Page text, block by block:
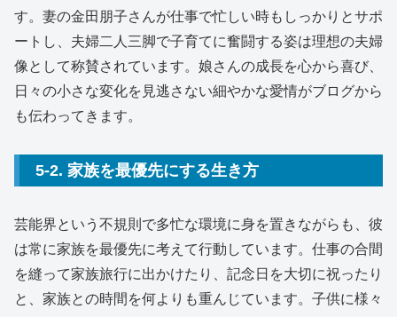
す。妻の金田朋子さんが仕事で忙しい時もしっかりとサポ
ートし、夫婦二人三脚で子育てに奮闘する姿は理想の夫婦
像として称賛されています。娘さんの成長を心から喜び、
日々の小さな変化を見逃さない細やかな愛情がブログから
も伝わってきます。
5-2. 家族を最優先にする生き方
芸能界という不規則で多忙な環境に身を置きながらも、彼
は常に家族を最優先に考えて行動しています。仕事の合間
を縫って家族旅行に出かけたり、記念日を大切に祝ったり
と、家族との時間を何よりも重んじています。子供に様々